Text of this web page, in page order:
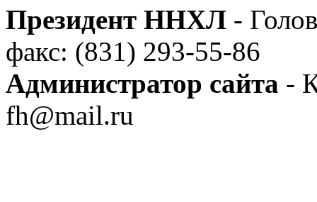
Президент ННХЛ -
факс: (831) 293-55-86
Администратор сайта -
fh@mail.ru